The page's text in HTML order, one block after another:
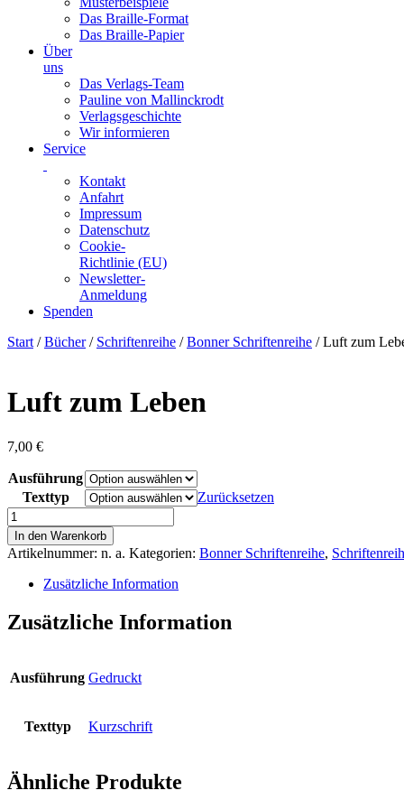
Das Braille-Format
Das Braille-Papier
Über
uns
Das Verlags-Team
Pauline von Mallinckrodt
Verlagsgeschichte
Wir informieren
Service
Kontakt
Anfahrt
Impressum
Datenschutz
Cookie-
Richtlinie (EU)
Newsletter-
Anmeldung
Spenden
Skip
Start /Bücher/ Schriftenreihe /Bonner Schriftenreihe / Luft zum
Luft zum Leben
7,00 €
Ausführung
Texttyp
Zurücksetzen
Luft
zum
Leben
Menge
In den Warenkorb
Artikelnummer: n. a. Kategorien: Bonner Schriftenreihe,
Zusätzliche Information
Zusätzliche Information
Ausführung Gedruckt
Texttyp Kurzschrift
Ähnliche Produkte